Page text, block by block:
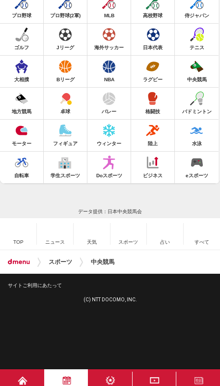
プロ野球 プロ野球(2軍) MLB 高校野球 侍ジャパン
ゴルフ Jリーグ 海外サッカー 日本代表 テニス
大相撲 Bリーグ NBA ラグビー 中央競馬
地方競馬 卓球 バレー 格闘技 バドミントン
モーター フィギュア ウィンター 陸上 水泳
自転車 学生スポーツ Doスポーツ ビジネス eスポーツ
データ提供：日本中央競馬会
TOP ニュース 天気 スポーツ 占い すべて
スポーツ 中央競馬
サイトご利用にあたって
(C) NTT DOCOMO, INC.